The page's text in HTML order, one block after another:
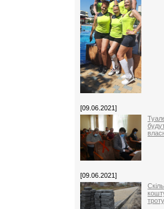
[09.06.2021]
[09.06.2021]